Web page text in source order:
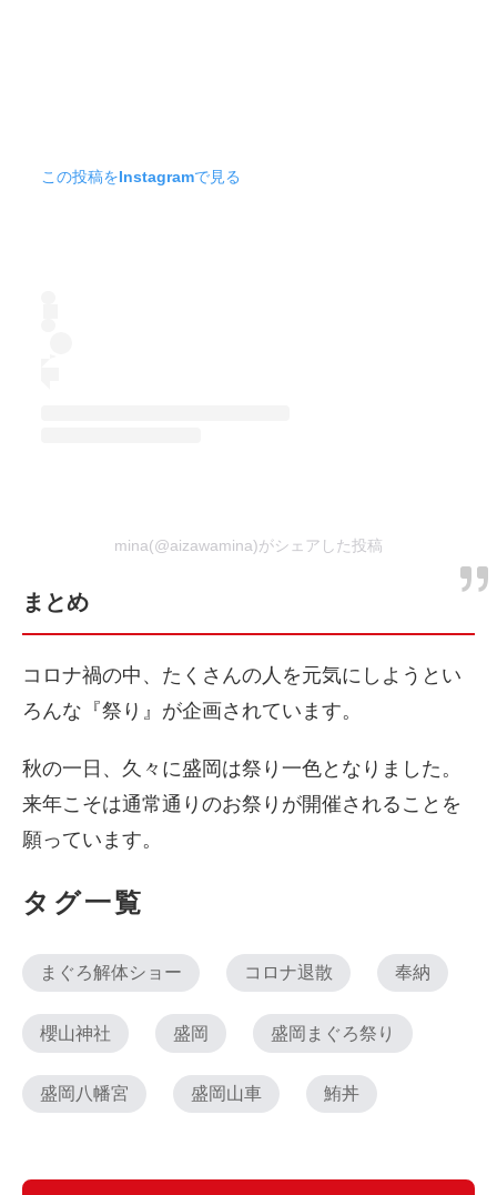
この投稿をInstagramで見る
mina(@aizawamina)がシェアした投稿
まとめ
コロナ禍の中、たくさんの人を元気にしようとい
ろんな『祭り』が企画されています。
秋の一日、久々に盛岡は祭り一色となりました。
来年こそは通常通りのお祭りが開催されることを
願っています。
タグ一覧
まぐろ解体ショー コロナ退散 奉納
櫻山神社 盛岡 盛岡まぐろ祭り
盛岡八幡宮 盛岡山車 鮪丼